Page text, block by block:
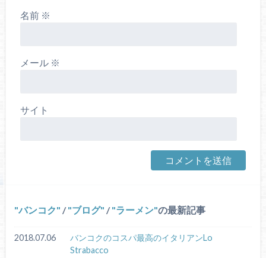
名前 ※
メール ※
サイト
バンコク / ブログ / ラーメン の最新記事
2018.07.06
バンコクのコスパ最高のイタリアンLo
Strabacco